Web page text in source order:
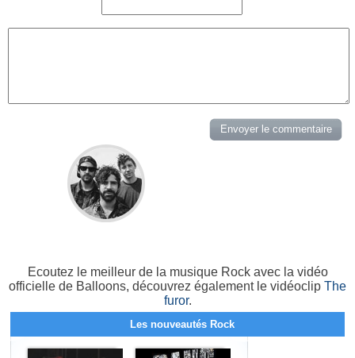
Ecoutez le meilleur de la musique Rock avec la vidéo
officielle de Balloons, découvrez également le vidéoclip The
furor.
Les nouveautés Rock